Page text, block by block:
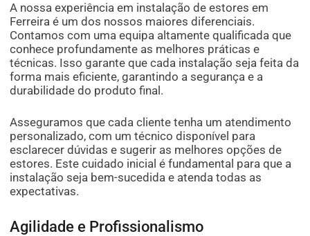
A nossa experiência em instalação de estores em
Ferreira é um dos nossos maiores diferenciais.
Contamos com uma equipa altamente qualificada que
conhece profundamente as melhores práticas e
técnicas. Isso garante que cada instalação seja feita da
forma mais eficiente, garantindo a segurança e a
durabilidade do produto final.
Asseguramos que cada cliente tenha um atendimento
personalizado, com um técnico disponível para
esclarecer dúvidas e sugerir as melhores opções de
estores. Este cuidado inicial é fundamental para que a
instalação seja bem-sucedida e atenda todas as
expectativas.
Agilidade e Profissionalismo